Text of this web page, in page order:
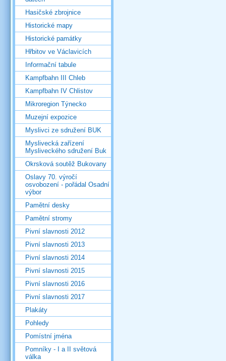
Hasičské zbrojnice
Historické mapy
Historické památky
Hřbitov ve Václavicích
Informační tabule
Kampfbahn III Chleb
Kampfbahn IV Chlistov
Mikroregion Týnecko
Muzejní expozice
Myslivci ze sdružení BUK
Myslivecká zařízení
Mysliveckého sdružení Buk
Okrsková soutěž Bukovany
Oslavy 70. výročí
osvobození - pořádal Osadní
výbor
Pamětní desky
Pamětní stromy
Pivní slavnosti 2012
Pivní slavnosti 2013
Pivní slavnosti 2014
Pivní slavnosti 2015
Pivní slavnosti 2016
Pivní slavnosti 2017
Plakáty
Pohledy
Pomístní jména
Pomníky - I a II světová
válka